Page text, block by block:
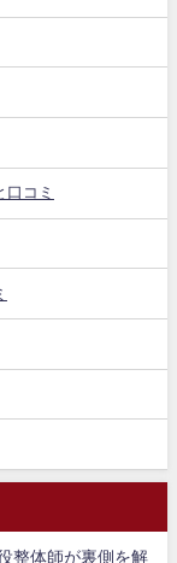
コミ
整体師が裏側を解